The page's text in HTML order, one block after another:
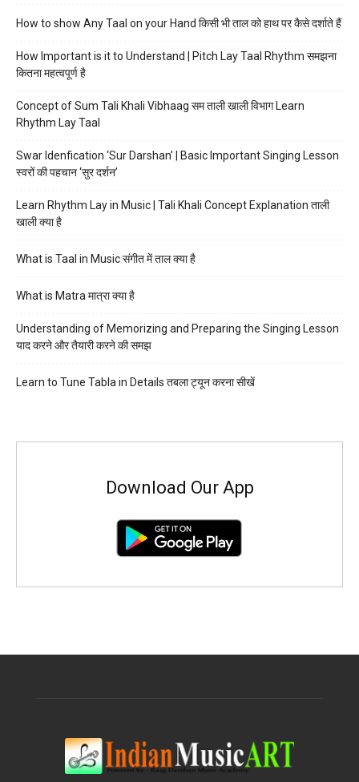
How to show Any Taal on your Hand किसी भी ताल को हाथ पर कैसे दर्शाते हैं
How Important is it to Understand | Pitch Lay Taal Rhythm समझना
कितना महत्वपूर्ण है
Concept of Sum Tali Khali Vibhaag सम ताली खाली विभाग Learn
Rhythm Lay Taal
Swar Idenfication ‘Sur Darshan’ | Basic Important Singing Lesson
स्वरों की पहचान ‘सुर दर्शन’
Learn Rhythm Lay in Music | Tali Khali Concept Explanation ताली
खाली क्या है
What is Taal in Music संगीत में ताल क्या है
What is Matra मात्रा क्या है
Understanding of Memorizing and Preparing the Singing Lesson
याद करने और तैयारी करने की समझ
Learn to Tune Tabla in Details तबला ट्यून करना सीखें
Download Our App